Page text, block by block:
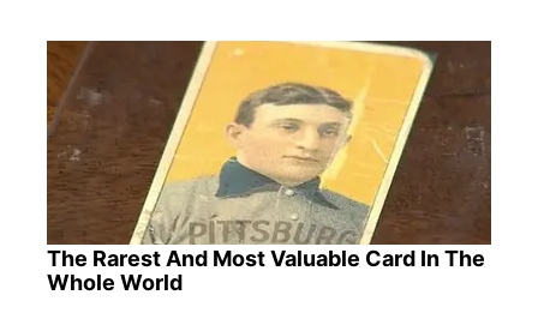
The Rarest And Most Valuable Card In The
Whole World